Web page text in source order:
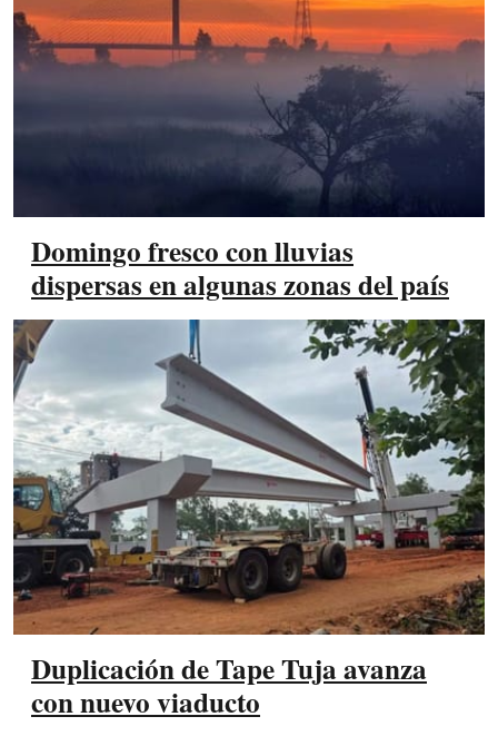
Domingo fresco con lluvias
dispersas en algunas zonas del país
Duplicación de Tape Tuja avanza
con nuevo viaducto